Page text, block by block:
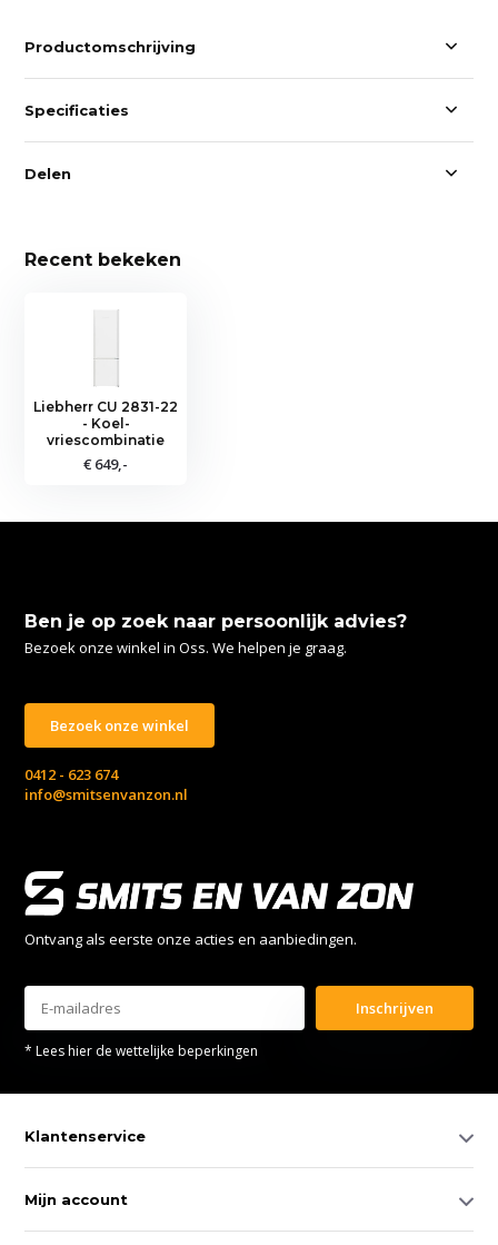
Productomschrijving
Specificaties
Delen
Recent bekeken
Liebherr CU 2831-22
- Koel-
vriescombinatie
€ 649,-
Ben je op zoek naar persoonlijk advies?
Bezoek onze winkel in Oss. We helpen je graag.
Bezoek onze winkel
0412 - 623 674
info@smitsenvanzon.nl
Ontvang als eerste onze acties en aanbiedingen.
Inschrijven
* Lees hier de wettelijke beperkingen
Klantenservice
Mijn account